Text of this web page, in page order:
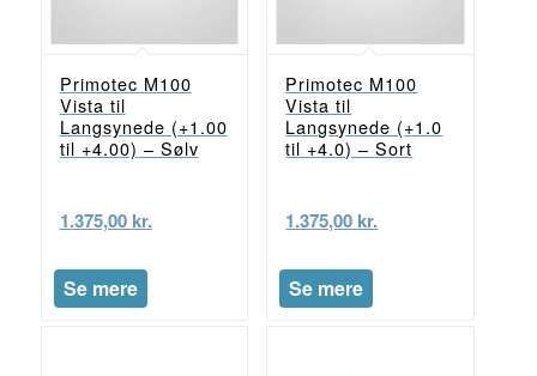
Primotec M100
Vista til
Langsynede (+1.00
til +4.00) – Sølv
1.375,00 kr.
Se mere
Primotec M100
Vista til
Langsynede (+1.0
til +4.0) – Sort
1.375,00 kr.
Se mere